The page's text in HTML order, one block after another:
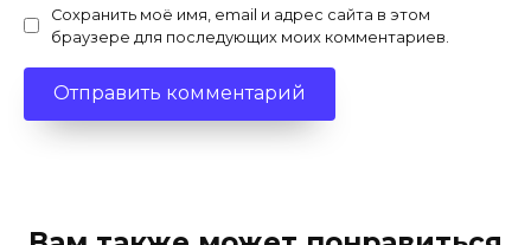
Сохранить моё имя, email и адрес сайта в этом
браузере для последующих моих комментариев.